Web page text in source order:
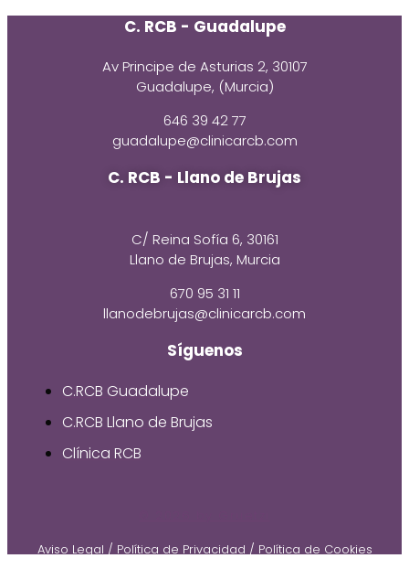
C. RCB - Guadalupe
Av Principe de Asturias 2, 30107
Guadalupe, (Murcia)
646 39 42 77
guadalupe@clinicarcb.com
C. RCB - Llano de Brujas
C/ Reina Sofía 6, 30161
Llano de Brujas, Murcia
670 95 31 11
llanodebrujas@clinicarcb.com
Síguenos
C.RCB Guadalupe
C.RCB Llano de Brujas
Clínica RCB
Aviso Legal / Política de Privacidad / Política de Cookies